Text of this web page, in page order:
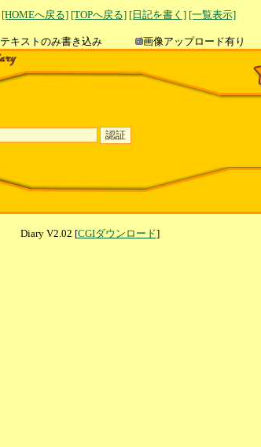
[HOMEへ戻る] [TOPへ戻る] [日記を書く] [一覧表示]
テキストのみ書き込み
画像アップロード有り
Diary V2.02 [CGIダウンロード]